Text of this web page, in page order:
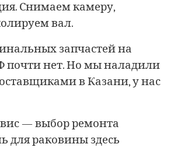
Снимаем камеру,
вал.
запчастей на
почти нет. Но мы наладили
в Казани, у нас
— выбор ремонта
для раковины здесь